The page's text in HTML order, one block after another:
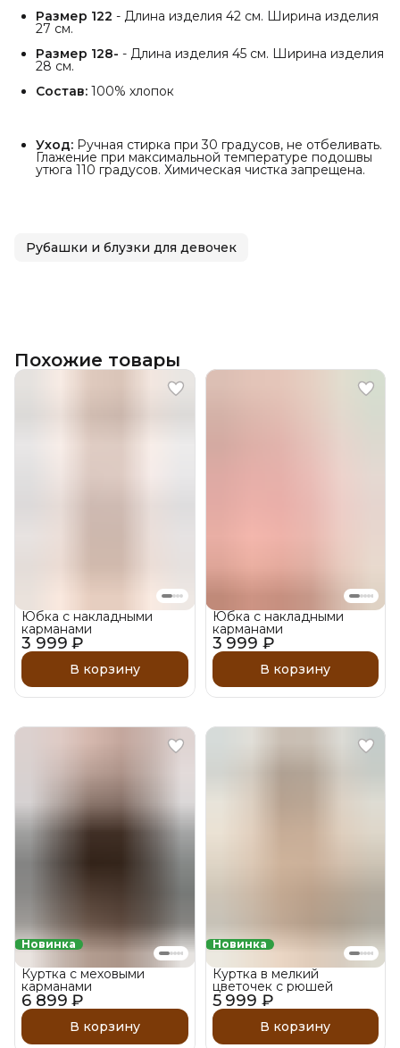
Размер 122 - Длина изделия 42 см. Ширина изделия
27 см.
Размер 128- - Длина изделия 45 см. Ширина изделия
28 см.
Состав: 100% хлопок
Уход: Ручная стирка при 30 градусов, не отбеливать.
Глажение при максимальной температуре подошвы
утюга 110 градусов. Химическая чистка запрещена.
Рубашки и блузки для девочек
Похожие товары
3 999 ₽
Юбка с накладными
карманами
В корзину
3 999 ₽
Юбка с накладными
карманами
В корзину
Новинка
6 899 ₽
Куртка с меховыми
карманами
В корзину
Новинка
5 999 ₽
Куртка в мелкий
цветочек с рюшей
В корзину